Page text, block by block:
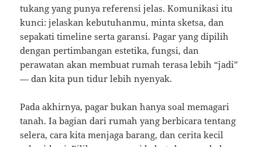
tukang yang punya referensi jelas. Komunikasi itu
kunci: jelaskan kebutuhanmu, minta sketsa, dan
sepakati timeline serta garansi. Pagar yang dipilih
dengan pertimbangan estetika, fungsi, dan
perawatan akan membuat rumah terasa lebih “jadi”
— dan kita pun tidur lebih nyenyak.
Pada akhirnya, pagar bukan hanya soal memagari
tanah. Ia bagian dari rumah yang berbicara tentang
selera, cara kita menjaga barang, dan cerita kecil